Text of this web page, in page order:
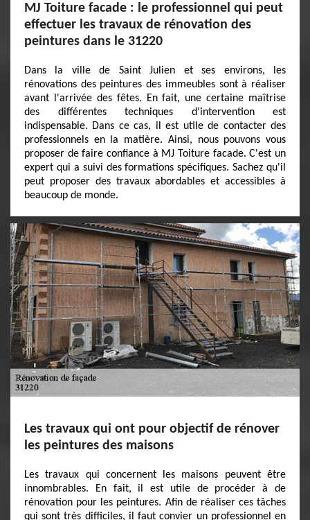
MJ Toiture facade : le professionnel qui peut
effectuer les travaux de rénovation des
peintures dans le 31220
Dans la ville de Saint Julien et ses environs, les
rénovations des peintures des immeubles sont à réaliser
avant l'arrivée des fêtes. En fait, une certaine maîtrise
des différentes techniques d'intervention est
indispensable. Dans ce cas, il est utile de contacter des
professionnels en la matière. Ainsi, nous pouvons vous
proposer de faire confiance à MJ Toiture facade. C'est un
expert qui a suivi des formations spécifiques. Sachez qu'il
peut proposer des travaux abordables et accessibles à
beaucoup de monde.
Les travaux qui ont pour objectif de rénover
les peintures des maisons
Les travaux qui concernent les maisons peuvent être
innombrables. En fait, il est utile de procéder à de
rénovation pour les peintures. Afin de réaliser ces tâches
qui sont très difficiles, il faut convier un professionnel en